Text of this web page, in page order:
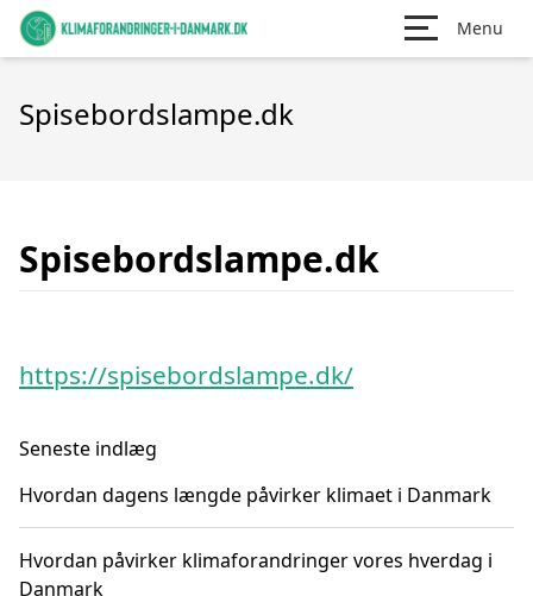
Menu
Spisebordslampe.dk
Spisebordslampe.dk
https://spisebordslampe.dk/
Seneste indlæg
Hvordan dagens længde påvirker klimaet i Danmark
Hvordan påvirker klimaforandringer vores hverdag i
Danmark